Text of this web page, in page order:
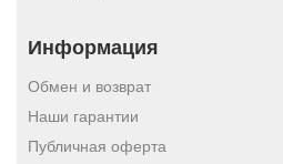
Информация
Обмен и возврат
Наши гарантии
Публичная оферта